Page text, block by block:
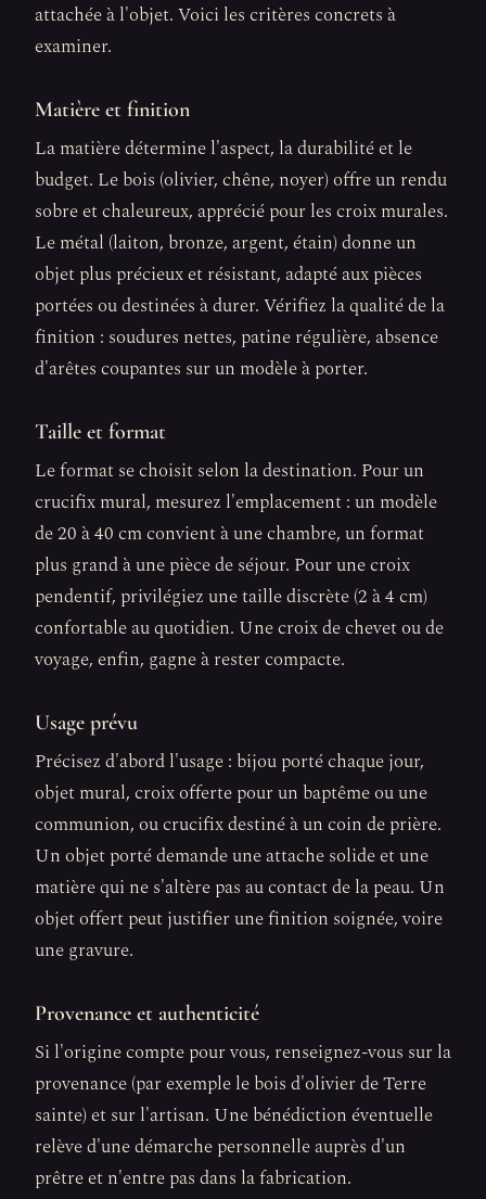
attachée à l'objet. Voici les critères concrets à
examiner.
Matière et finition
La matière détermine l'aspect, la durabilité et le
budget. Le bois (olivier, chêne, noyer) offre un rendu
sobre et chaleureux, apprécié pour les croix murales.
Le métal (laiton, bronze, argent, étain) donne un
objet plus précieux et résistant, adapté aux pièces
portées ou destinées à durer. Vérifiez la qualité de la
finition : soudures nettes, patine régulière, absence
d'arêtes coupantes sur un modèle à porter.
Taille et format
Le format se choisit selon la destination. Pour un
crucifix mural, mesurez l'emplacement : un modèle
de 20 à 40 cm convient à une chambre, un format
plus grand à une pièce de séjour. Pour une croix
pendentif, privilégiez une taille discrète (2 à 4 cm)
confortable au quotidien. Une croix de chevet ou de
voyage, enfin, gagne à rester compacte.
Usage prévu
Précisez d'abord l'usage : bijou porté chaque jour,
objet mural, croix offerte pour un baptême ou une
communion, ou crucifix destiné à un coin de prière.
Un objet porté demande une attache solide et une
matière qui ne s'altère pas au contact de la peau. Un
objet offert peut justifier une finition soignée, voire
une gravure.
Provenance et authenticité
Si l'origine compte pour vous, renseignez-vous sur la
provenance (par exemple le bois d'olivier de Terre
sainte) et sur l'artisan. Une bénédiction éventuelle
relève d'une démarche personnelle auprès d'un
prêtre et n'entre pas dans la fabrication.